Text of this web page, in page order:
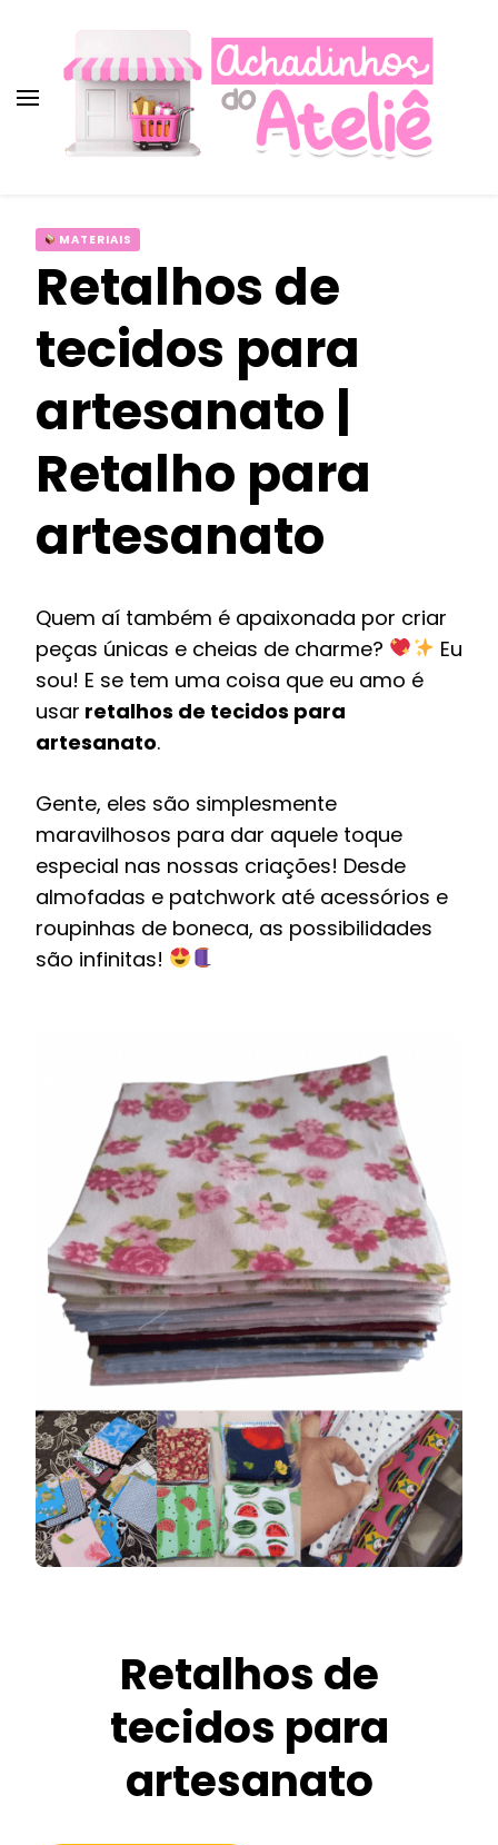
artesãs!
MATERIAIS
Retalhos de
tecidos para
artesanato |
Retalho para
artesanato
Quem aí também é apaixonada por criar
peças únicas e cheias de charme?
Eu
sou! E se tem uma coisa que eu amo é
usar retalhos de tecidos para
artesanato.
Gente, eles são simplesmente
maravilhosos para dar aquele toque
especial nas nossas criações! Desde
almofadas e patchwork até acessórios e
roupinhas de boneca, as possibilidades
são infinitas!
Retalhos de
tecidos para
artesanato